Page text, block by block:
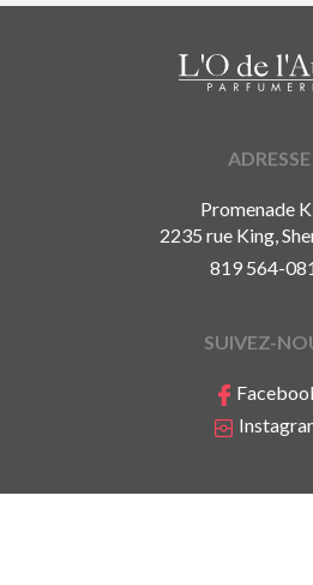
ADRESSE
Promenade
2235 rue King,
819 564-
SUIVEZ-